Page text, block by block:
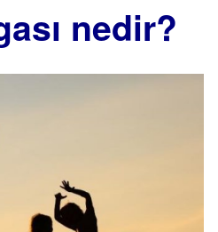
nedir?